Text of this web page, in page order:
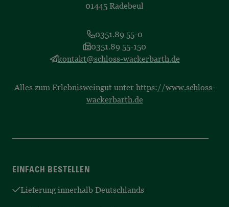
01445 Radebeul
0351.89 55-0
0351.89 55-150
kontakt@schloss-wackerbarth.de
Alles zum Erlebnisweingut unter https://www.schloss-
wackerbarth.de
EINFACH BESTELLEN
Lieferung innerhalb Deutschlands